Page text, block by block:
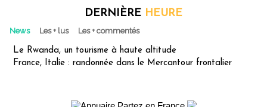
DERNIÈRE HEURE
News Les + lus Les + commentés
Le Rwanda, un tourisme à haute altitude
France, Italie : randonnée dans le Mercantour frontalier